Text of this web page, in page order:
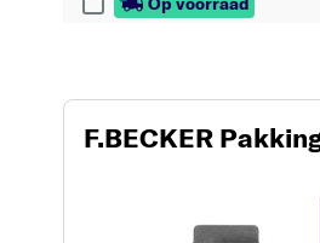
F.BECKER